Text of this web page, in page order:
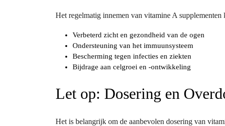
Het regelmatig innemen van vitamine A
Verbeterd zicht en gezondheid van de ogen
Ondersteuning van het immuunsysteem
Bescherming tegen infecties en ziekten
Bijdrage aan celgroei en -ontwikkeling
Let op: Dosering en
Het is belangrijk om de aanbevolen dosering van